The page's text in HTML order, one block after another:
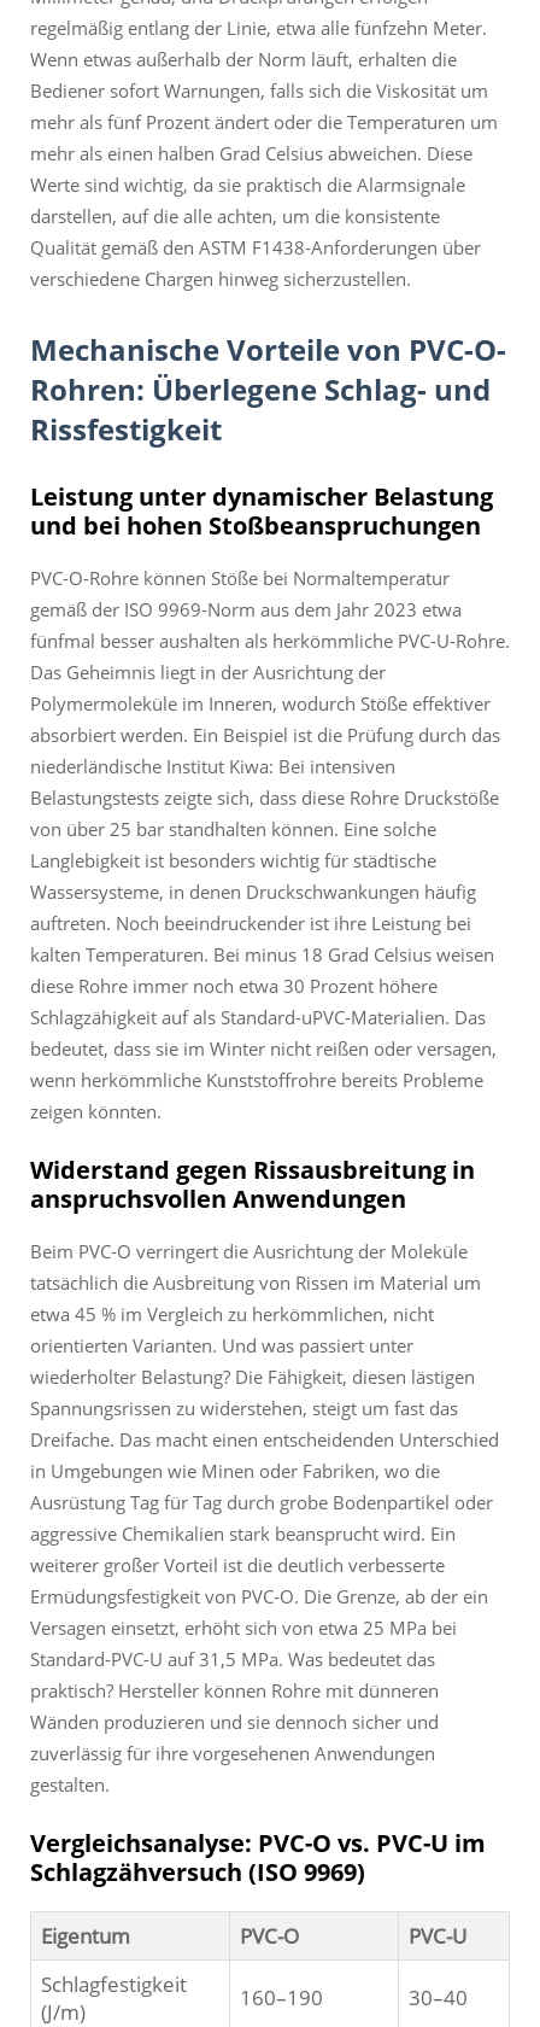
regelmäßig entlang der Linie, etwa alle fünfzehn Meter.
Wenn etwas außerhalb der Norm läuft, erhalten die
Bediener sofort Warnungen, falls sich die Viskosität um
mehr als fünf Prozent ändert oder die Temperaturen um
mehr als einen halben Grad Celsius abweichen. Diese
Werte sind wichtig, da sie praktisch die Alarmsignale
darstellen, auf die alle achten, um die konsistente
Qualität gemäß den ASTM F1438-Anforderungen über
verschiedene Chargen hinweg sicherzustellen.
Mechanische Vorteile von PVC-O-
Rohren: Überlegene Schlag- und
Rissfestigkeit
Leistung unter dynamischer Belastung
und bei hohen Stoßbeanspruchungen
PVC-O-Rohre können Stöße bei Normaltemperatur
gemäß der ISO 9969-Norm aus dem Jahr 2023 etwa
fünfmal besser aushalten als herkömmliche PVC-U-Rohre.
Das Geheimnis liegt in der Ausrichtung der
Polymermoleküle im Inneren, wodurch Stöße effektiver
absorbiert werden. Ein Beispiel ist die Prüfung durch das
niederländische Institut Kiwa: Bei intensiven
Belastungstests zeigte sich, dass diese Rohre Druckstöße
von über 25 bar standhalten können. Eine solche
Langlebigkeit ist besonders wichtig für städtische
Wassersysteme, in denen Druckschwankungen häufig
auftreten. Noch beeindruckender ist ihre Leistung bei
kalten Temperaturen. Bei minus 18 Grad Celsius weisen
diese Rohre immer noch etwa 30 Prozent höhere
Schlagzähigkeit auf als Standard-uPVC-Materialien. Das
bedeutet, dass sie im Winter nicht reißen oder versagen,
wenn herkömmliche Kunststoffrohre bereits Probleme
zeigen könnten.
Widerstand gegen Rissausbreitung in
anspruchsvollen Anwendungen
Beim PVC-O verringert die Ausrichtung der Moleküle
tatsächlich die Ausbreitung von Rissen im Material um
etwa 45 % im Vergleich zu herkömmlichen, nicht
orientierten Varianten. Und was passiert unter
wiederholter Belastung? Die Fähigkeit, diesen lästigen
Spannungsrissen zu widerstehen, steigt um fast das
Dreifache. Das macht einen entscheidenden Unterschied
in Umgebungen wie Minen oder Fabriken, wo die
Ausrüstung Tag für Tag durch grobe Bodenpartikel oder
aggressive Chemikalien stark beansprucht wird. Ein
weiterer großer Vorteil ist die deutlich verbesserte
Ermüdungsfestigkeit von PVC-O. Die Grenze, ab der ein
Versagen einsetzt, erhöht sich von etwa 25 MPa bei
Standard-PVC-U auf 31,5 MPa. Was bedeutet das
praktisch? Hersteller können Rohre mit dünneren
Wänden produzieren und sie dennoch sicher und
zuverlässig für ihre vorgesehenen Anwendungen
gestalten.
Vergleichsanalyse: PVC-O vs. PVC-U im
Schlagzähversuch (ISO 9969)
Eigentum PVC-O
PVC-U
Schlagfestigkeit
(J/m)
160–190 30–40